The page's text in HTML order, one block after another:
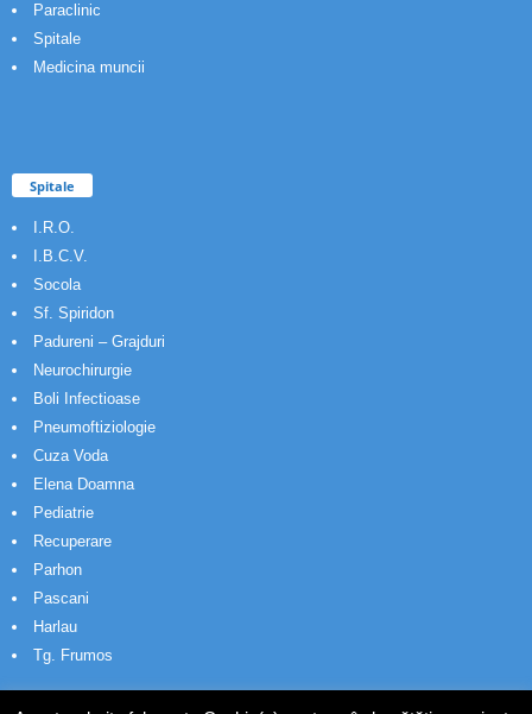
Paraclinic
Spitale
Medicina muncii
Spitale
I.R.O.
I.B.C.V.
Socola
Sf. Spiridon
Padureni – Grajduri
Neurochirurgie
Boli Infectioase
Pneumoftiziologie
Cuza Voda
Elena Doamna
Pediatrie
Recuperare
Parhon
Pascani
Harlau
Tg. Frumos